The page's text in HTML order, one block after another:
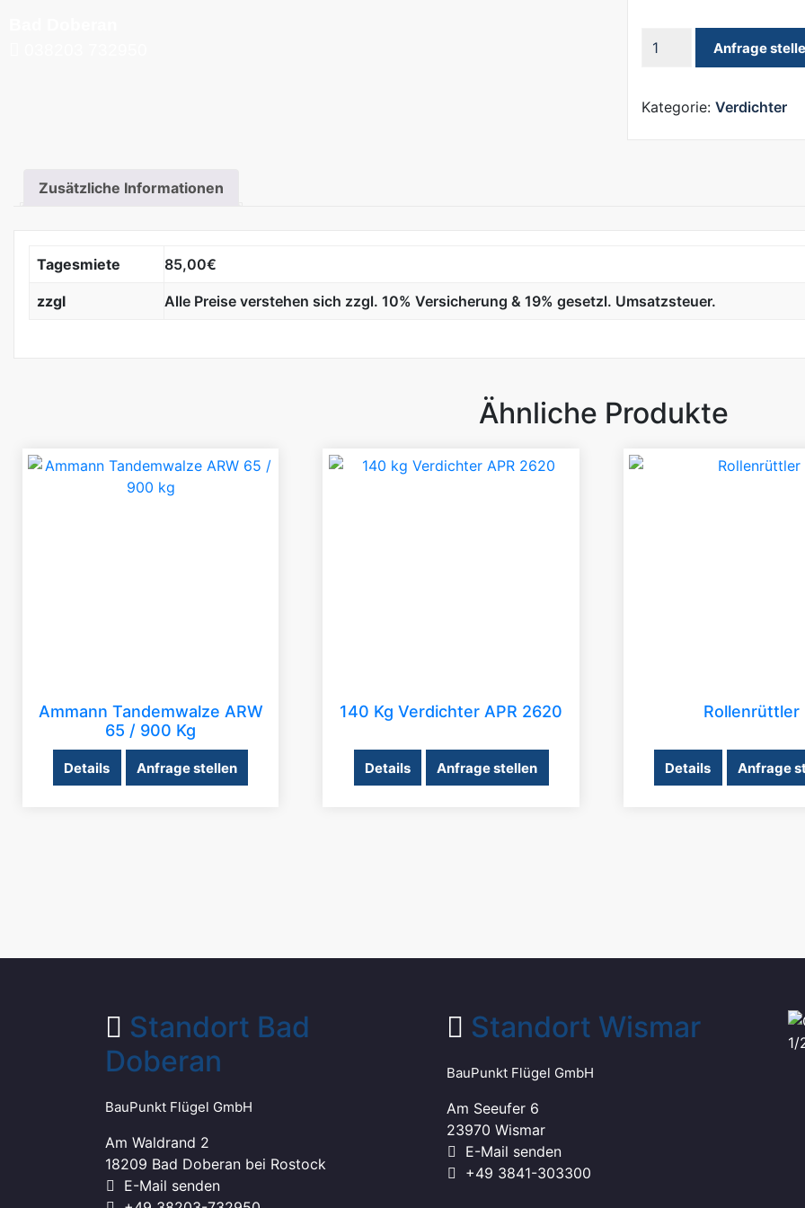
800
APH
Anfrage
Kategorie: Verdichter
Zusätzliche Informationen
Tagesmiete 85,00€
zzgl Alle Preise verstehen sich zzgl. 10% Versicherung & 19% gesetzl. Umsatzsteuer.
Ähnliche Produkte
Ammann Tandemwalze ARW
65 / 900 Kg
Details Anfrage stellen
140 Kg Verdichter APR 2620
Details Anfrage stellen
Rollenrüttler
Details Anfrage
Standort Bad
Doberan
BauPunkt Flügel GmbH
Am Waldrand 2
18209 Bad Doberan bei Rostock
E-Mail senden
Standort Wismar
BauPunkt Flügel GmbH
Am Seeufer 6
23970 Wismar
E-Mail senden
+49 3841-303300